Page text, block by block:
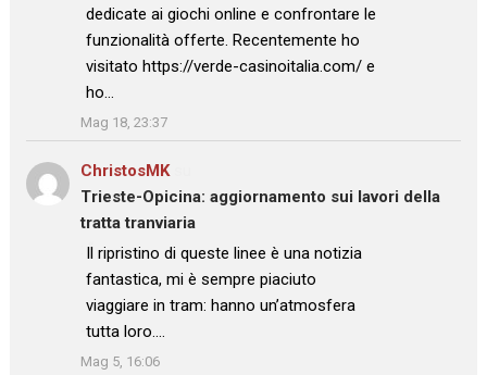
dedicate ai giochi online e confrontare le
funzionalità offerte. Recentemente ho
visitato https://verde-casinoitalia.com/ e
ho…
”
Mag 18, 23:37
ChristosMKsu
Trieste-Opicina: aggiornamento sui lavori della
tratta tranviaria
: “
Il ripristino di queste linee è una notizia
fantastica, mi è sempre piaciuto
viaggiare in tram: hanno un’atmosfera
tutta loro.…
”
Mag 5, 16:06